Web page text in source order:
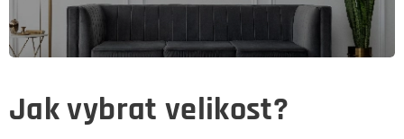
Jak vybrat velikost?